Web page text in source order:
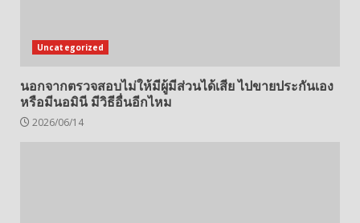
Uncategorized
นอกจากตรวจสอบไม่ให้มีผู้มีส่วนได้เสีย ไปขายประกันเอง
หรือมีนอมินี มีวิธีอื่นอีกไหม
2026/06/14